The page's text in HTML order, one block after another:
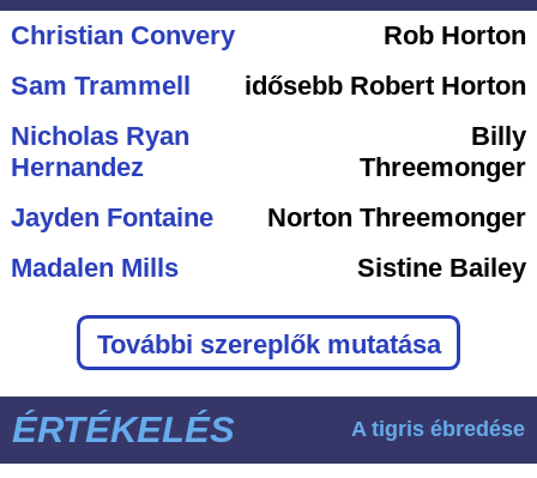
Christian Convery
Rob Horton
Sam Trammell
idősebb Robert Horton
Nicholas Ryan
Hernandez
Billy
Threemonger
Jayden Fontaine
Norton Threemonger
Madalen Mills
Sistine Bailey
További szereplők mutatása
ÉRTÉKELÉS A tigris ébredése